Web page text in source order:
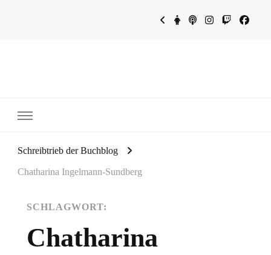
Schreibtrieb der Buchblog
Chatharina Ingelmann-Sundberg
SCHLAGWORT:
Chatharina